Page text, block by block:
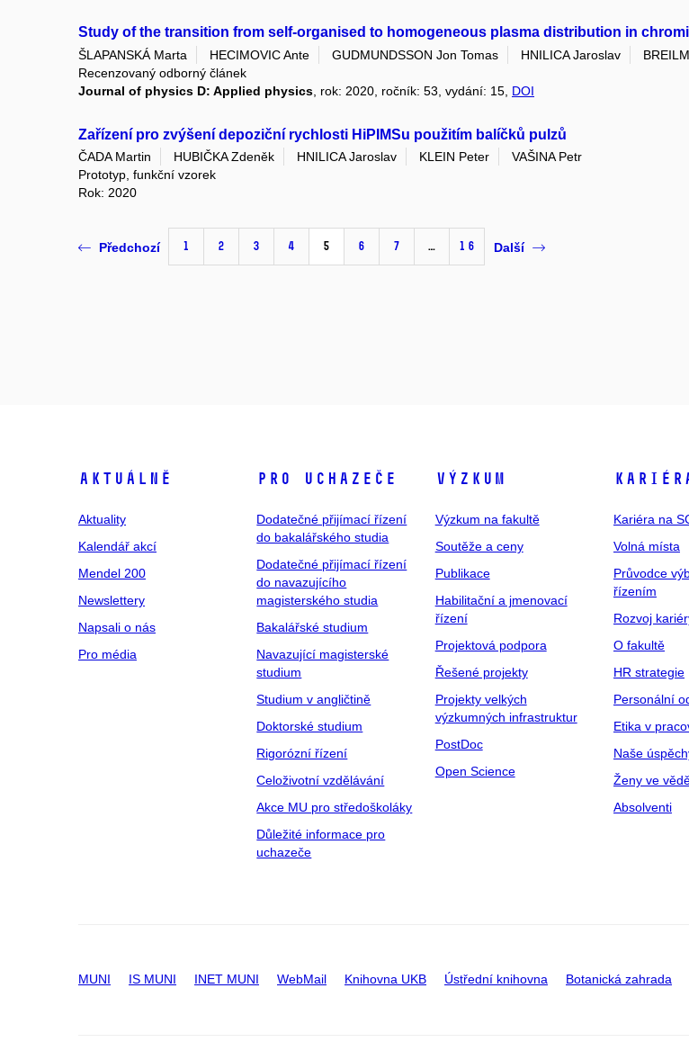
Study of the transition from self-organised to homogeneous plasma distribution in
ŠLAPANSKÁ Marta HECIMOVIC Ante GUDMUNDSSON Jon Tomas HNILICA Jaroslav
Recenzovaný odborný článek
Journal of physics D: Applied physics , rok: 2020, ročník: 53, vydání: 15, DOI
Zařízení pro zvýšení depoziční rychlosti HiPIMSu použitím balíčků pulzů
ČADA Martin HUBIČKA Zdeněk HNILICA Jaroslav KLEIN Peter
VAŠINA Petr
Prototyp, funkční vzorek
Rok: 2020
Předchozí 1 2 3 4 5 6 7 … 16 Další
Aktuálně
Aktuality
Kalendář akcí
Mendel 200
Newslettery
Napsali o nás
Pro média
Pro uchazeče
Dodatečné přijímací řízení
do bakalářského studia
Dodatečné přijímací řízení
do navazujícího
magisterského studia
Bakalářské studium
Navazující magisterské
studium
Studium v angličtině
Doktorské studium
Rigorózní řízení
Celoživotní vzdělávání
Akce MU pro středoškoláky
Důležité informace pro
uchazeče
Výzkum
Výzkum na fakultě
Soutěže a ceny
Publikace
Habilitační a jmenovací
řízení
Projektová podpora
Řešené projekty
Projekty velkých
výzkumných infrastruktur
PostDoc
Open Science
Kariéra na
Volná místa
Průvodce
řízením
Rozvoj
O fakultě
HR strategie
Personální
Etika v
Naše
Ženy ve
Absolventi
MUNI IS MUNI INET MUNI WebMail Knihovna UKB Ústřední knihovna Botanická zahrada